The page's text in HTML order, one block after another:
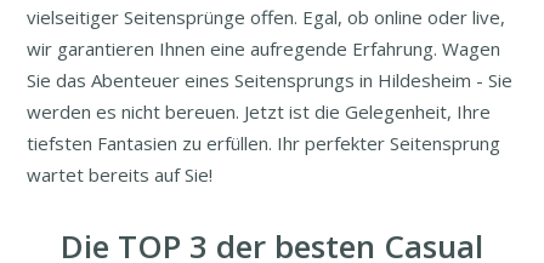
vielseitiger Seitensprünge offen. Egal, ob online oder live,
wir garantieren Ihnen eine aufregende Erfahrung. Wagen
Sie das Abenteuer eines Seitensprungs in Hildesheim - Sie
werden es nicht bereuen. Jetzt ist die Gelegenheit, Ihre
tiefsten Fantasien zu erfüllen. Ihr perfekter Seitensprung
wartet bereits auf Sie!
Die TOP 3 der besten Casual